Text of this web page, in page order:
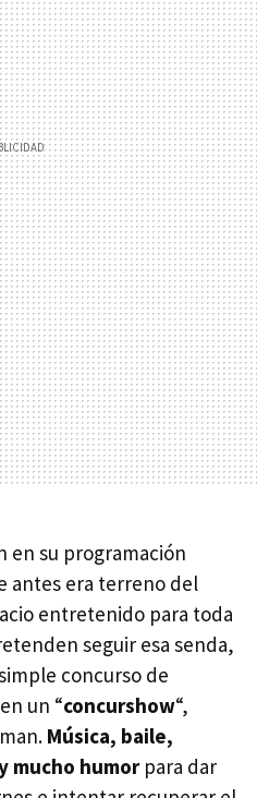
en su programación
antes era terreno del
entretenido para toda
seguir esa senda,
concurso de
un “concurshow“,
Música, baile,
mucho humorpara dar